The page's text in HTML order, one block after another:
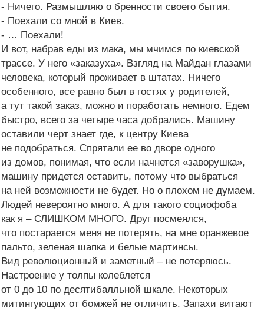
- Ничего. Размышляю о бренности своего бытия.
- Поехали со мной в Киев.
- … Поехали!
И вот, набрав еды из мака, мы мчимся по киевской
трассе. У него «заказуха». Взгляд на Майдан глазами
человека, который проживает в штатах. Ничего
особенного, все равно был в гостях у родителей,
а тут такой заказ, можно и поработать немного. Едем
быстро, всего за четыре часа добрались. Машину
оставили черт знает где, к центру Киева
не подобраться. Спрятали ее во дворе одного
из домов, понимая, что если начнется «заворушка»,
машину придется оставить, потому что выбраться
на ней возможности не будет. Но о плохом не думаем.
Людей невероятно много. А для такого социофоба
как я – СЛИШКОМ МНОГО. Друг посмеялся,
что постарается меня не потерять, на мне оранжевое
пальто, зеленая шапка и белые мартинсы.
Вид революционный и заметный – не потеряюсь.
Настроение у толпы колеблется
от 0 до 10 по десятибалльной шкале. Некоторых
митингующих от бомжей не отличить. Запахи витают